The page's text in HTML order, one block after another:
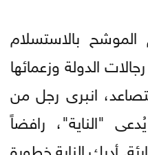
بالاستسلام
الدولة وزعمائها
انبرى رجل من
"الناية"، رافضاً
أدرك الناية خطورة